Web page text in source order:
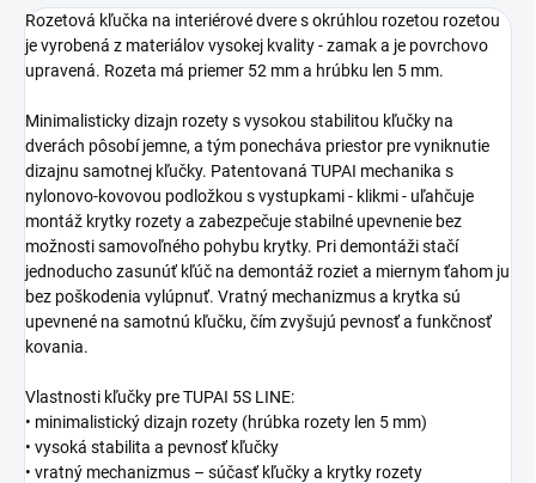
Rozetová kľučka na interiérové dvere s okrúhlou rozetou rozetou
je vyrobená z materiálov vysokej kvality - zamak a je povrchovo
upravená. Rozeta má priemer 52 mm a hrúbku len 5 mm.
Minimalisticky dizajn rozety s vysokou stabilitou kľučky na
dverách pôsobí jemne, a tým ponecháva priestor pre vyniknutie
dizajnu samotnej kľučky. Patentovaná TUPAI mechanika s
nylonovo-kovovou podložkou s vystupkami - klikmi - uľahčuje
montáž krytky rozety a zabezpečuje stabilné upevnenie bez
možnosti samovoľného pohybu krytky. Pri demontáži stačí
jednoducho zasunúť kľúč na demontáž roziet a miernym ťahom ju
bez poškodenia vylúpnuť. Vratný mechanizmus a krytka sú
upevnené na samotnú kľučku, čím zvyšujú pevnosť a funkčnosť
kovania.
Vlastnosti kľučky pre TUPAI 5S LINE:
• minimalistický dizajn rozety (hrúbka rozety len 5 mm)
• vysoká stabilita a pevnosť kľučky
• vratný mechanizmus – súčasť kľučky a krytky rozety